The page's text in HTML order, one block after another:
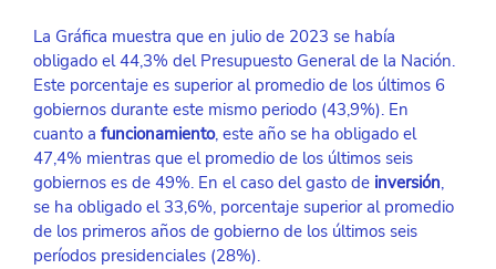
La Gráfica muestra que en julio de 2023 se había
obligado el 44,3% del Presupuesto General de la Nación.
Este porcentaje es superior al promedio de los últimos 6
gobiernos durante este mismo periodo (43,9%). En
cuanto a funcionamiento, este año se ha obligado el
47,4% mientras que el promedio de los últimos seis
gobiernos es de 49%. En el caso del gasto de inversión,
se ha obligado el 33,6%, porcentaje superior al promedio
de los primeros años de gobierno de los últimos seis
períodos presidenciales (28%).